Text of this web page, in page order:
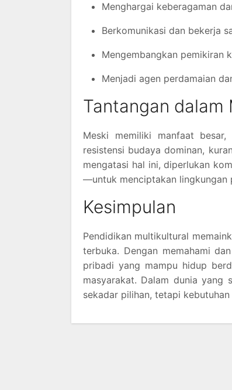
Menghargai keberagaman
Berkomunikasi dan bekerja
Mengembangkan pemikiran
Menjadi agen perdamaian
Tantangan dalam
Meski memiliki manfaat
resistensi budaya dominan,
mengatasi hal ini, diperlukan
—untuk menciptakan lingkungan
Kesimpulan
Pendidikan multikultural
terbuka. Dengan memahami
pribadi yang mampu hidup
masyarakat. Dalam dunia yang
sekadar pilihan, tetapi